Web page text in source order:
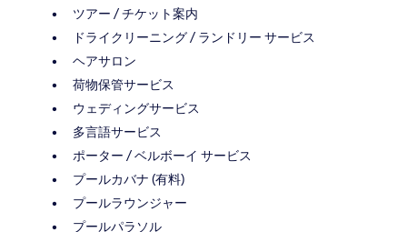
ツアー / チケット案内
ドライクリーニング / ランドリー サービス
ヘアサロン
荷物保管サービス
ウェディングサービス
多言語サービス
ポーター / ベルボーイ サービス
プールカバナ (有料)
プールラウンジャー
プールパラソル